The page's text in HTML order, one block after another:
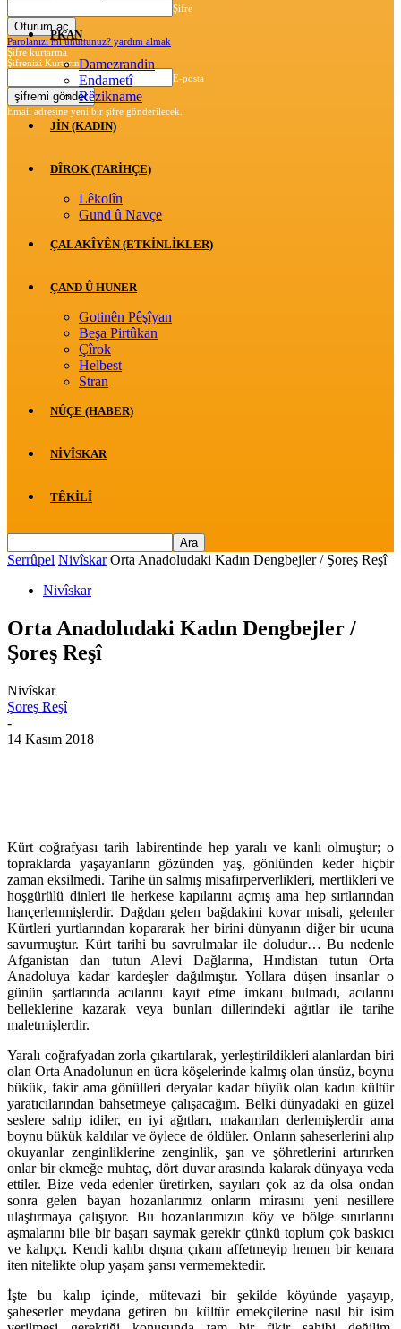
Şifre
Parolanızı mı unuttunuz? yardım almak
Şifre kurtarma
Şifrenizi Kurtarın
E-posta
Email adresine yeni bir şifre gönderilecek.
PKAN
Damezrandin
Endametî
Rêzikname
JİN (KADIN)
DÎROK (TARİHÇE)
Lêkolîn
Gund û Navçe
ÇALAKÎYÊN (ETKINLIKLER)
ÇAND Û HUNER
Gotinên Pêşîyan
Beşa Pirtûkan
Çîrok
Helbest
Stran
NÛÇE (HABER)
NIVÎSKAR
TÊKILÎ
Serrûpel Nivîskar Orta Anadoludaki Kadın Dengbejler / Şoreş Reşî
Nivîskar
Orta Anadoludaki Kadın Dengbejler /
Şoreş Reşî
Nivîskar
Şoreş Reşî
-
14 Kasım 2018
Kürt coğrafyası tarih labirentinde hep yaralı ve kanlı olmuştur; o
topraklarda yaşayanların gözünden yaş, gönlünden keder hiçbir
zaman eksilmedi. Tarihe ün salmış misafirperverlikleri, mertlikleri ve
hoşgürülü dinleri ile herkese kapılarını açmış ama hep sırtlarından
hançerlenmişlerdir. Dağdan gelen bağdakini kovar misali, gelenler
Kürtleri yurtlarından kopararak her birini dünyanın diğer bir ucuna
savurmuştur. Kürt tarihi bu savrulmalar ile doludur… Bu nedenle
Afganistan dan tutun Alevi Dağlarına, Hındistan tutun Orta
Anadoluya kadar kardeşler dağılmıştır. Yollara düşen insanlar o
günün şartlarında acılarını kayıt etme imkanı bulmadı, acılarını
belleklerine kazarak veya bunları dillerindeki ağıtlar ile tarihe
maletmişlerdir.
Yaralı coğrafyadan zorla çıkartılarak, yerleştirildikleri alanlardan biri
olan Orta Anadolunun en ücra köşelerinde kalmış olan ünsüz, boynu
bükük, fakir ama gönülleri deryalar kadar büyük olan kadın kültür
yaratıcılarından bahsetmeye çalışacağım. Belki dünyadaki en güzel
seslere sahip idiler, en iyi ağıtları, makamları derlemişlerdir ama
boynu bükük kaldılar ve öylece de öldüler. Onların şaheserlerini alıp
okuyanlar zenginliklerine zenginlik, şan ve şöhretlerini artırırken
onlar bir ekmeğe muhtaç, dört duvar arasında kalarak dünyaya veda
ettiler. Bize veda edenler üretirken, sayıları çok az da olsa ondan
sonra gelen bayan hozanlarımız onların mirasını yeni nesillere
ulaştırmaya çalışıyor. Bu hozanlarımızın köy ve bölge sınırlarını
aşmalarını bile bir başarı saymak gerekir çünkü toplum çok baskıcı
ve kalıpçı. Kendi kalıbı dışına çıkanı affetmeyip hemen bir kenara
iten nitelikte olup yaşam şansı vermemektedir.
İşte bu kalıp içinde, mütevazi bir şekilde köyünde yaşayıp,
şaheserler meydana getiren bu kültür emekçilerine nasıl bir isim